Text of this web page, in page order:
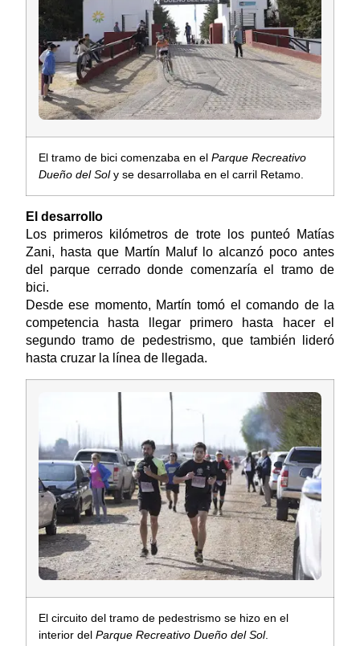
El tramo de bici comenzaba en el Parque Recreativo
Dueño del Soly se desarrollaba en el carril Retamo.
El desarrollo
Los primeros kilómetros de trote los punteó Matías
Zani, hasta que Martín Maluf lo alcanzó poco antes
del parque cerrado donde comenzaría el tramo de
bici.
Desde ese momento, Martín tomó el comando de la
competencia hasta llegar primero hasta hacer el
segundo tramo de pedestrismo, que también lideró
hasta cruzar la línea de llegada.
El circuito del tramo de pedestrismo se hizo en el
interior del Parque Recreativo Dueño del Sol.